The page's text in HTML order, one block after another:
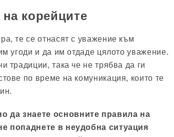
корейците
те се отнасят с уважение към
угоди и да им отдаде цялото уважение.
традиции, така че не трябва да ги
по време на комуникация, които те
да знаете основните правила на
попаднете в неудобна ситуация